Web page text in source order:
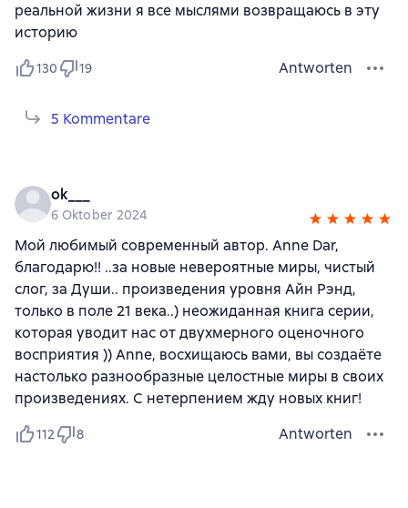
реальной жизни я все мыслями возвращаюсь в эту
историю
130 19 Antworten
5 Kommentare
ok___
6 Oktober 2024
Мой любимый современный автор. Anne Dar,
благодарю!! ..за новые невероятные миры, чистый
слог, за Души.. произведения уровня Айн Рэнд,
только в поле 21 века..) неожиданная книга серии,
которая уводит нас от двухмерного оценочного
восприятия )) Anne, восхищаюсь вами, вы создаёте
настолько разнообразные целостные миры в своих
произведениях. С нетерпением жду новых книг!
112 8 Antworten